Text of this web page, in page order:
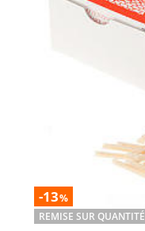
-13%
REMISE SUR QUANTITÉ